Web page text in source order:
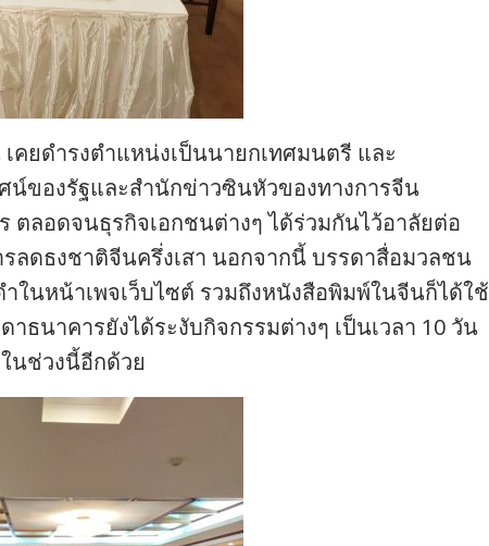
คยดำรงตำแหน่งเป็นนายกเทศมนตรี และ
ของรัฐและสำนักข่าวซินหัวของทางการจีน
ตลอดจนธุรกิจเอกชนต่างๆ ได้ร่วมกันไว้อาลัยต่อ
ลดธงชาติจีนครึ่งเสา นอกจากนี้ บรรดาสื่อมวลชน
ในหน้าเพจเว็บไซต์ รวมถึงหนังสือพิมพ์ในจีนก็ได้ใช้
ธนาคารยังได้ระงับกิจกรรมต่างๆ เป็นเวลา 10 วัน
นช่วงนี้อีกด้วย